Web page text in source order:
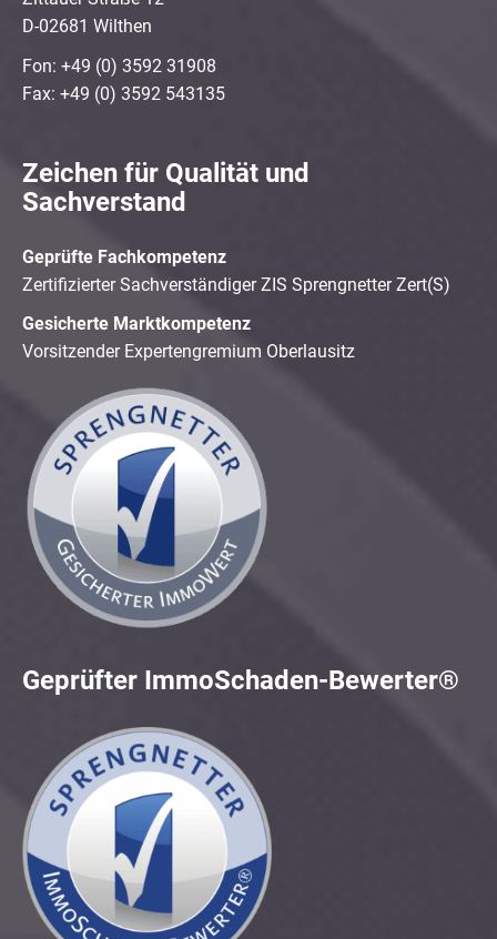
D-02681 Wilthen
Fon: +49 (0) 3592 31908
Fax: +49 (0) 3592 543135
Zeichen für Qualität und
Sachverstand
Geprüfte Fachkompetenz
Zertifizierter Sachverständiger ZIS Sprengnetter Zert(S)
Gesicherte Marktkompetenz
Vorsitzender Expertengremium Oberlausitz
Geprüfter ImmoSchaden-Bewerter®